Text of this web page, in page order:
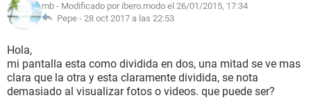
mb - Modificado por ibero.modo el 26/01/2015, 17:34
Pepe - 28 oct 2017 a las 22:53
Hola,
mi pantalla esta como dividida en dos, una mitad se ve mas
clara que la otra y esta claramente dividida, se nota
demasiado al visualizar fotos o videos. que puede ser?